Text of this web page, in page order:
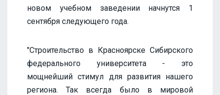
новом учебном заведении начнутся 1
сентября следующего года.
"Строительство в Красноярске Сибирского
федерального университета - это
мощнейший стимул для развития нашего
региона. Так всегда было в мировой